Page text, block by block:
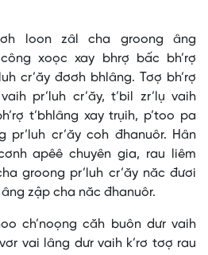
loon zâl cha groong âng
xoọc xay bhrợ bấc bh’rợ
cr’ăy đơơh bhlâng. Tơợ bh’rợ
pr’luh cr’ăy, t’bil zr’lụ vaih
t’bhlâng xay trụih, p’too pa
cr’ăy coh đhanuôr. Hân
apêê chuyên gia, rau liêm
groong pr’luh cr’ăy năc đươi
zập cha năc đhanuôr.
ch’noọng căh buôn dưr vaih
vai lâng dưr vaih k’rơ tơợ rau